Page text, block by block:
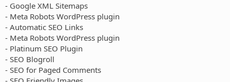
- Google XML Sitemaps
- Meta Robots WordPress plugin
- Automatic SEO Links
- Meta Robots WordPress plugin
- Platinum SEO Plugin
- SEO Blogroll
- SEO for Paged Comments